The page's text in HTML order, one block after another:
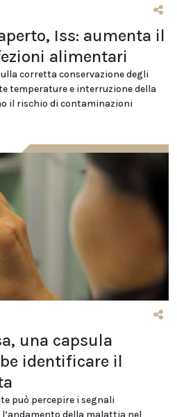
Iss: aumenta il
alimentari
corretta conservazione degli
temperature e interruzione della
il rischio di contaminazioni
una capsula
identificare il
può percepire i segnali
della malattia nel